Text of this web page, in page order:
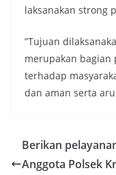
laksanakan strong
”Tujuan
merupakan bagian
terhadap
dan aman serta
Berikan
Anggota Polsek